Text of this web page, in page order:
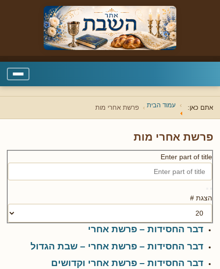
אתם כאן: עמוד הבית פרשת אחרי מות
פרשת אחרי מות
Enter part of title
הצגת #
דבר החסידות – פרשת אחרי
דבר החסידות – פרשת אחרי – שבת הגדול
דבר החסידות – פרשת אחרי וקדושים